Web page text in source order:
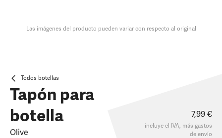
Las imágenes del producto pueden variar con respecto al original
Todos botellas
Tapón para
botella
Olive
7,99 €
incluye el IVA, más gastos
de envío